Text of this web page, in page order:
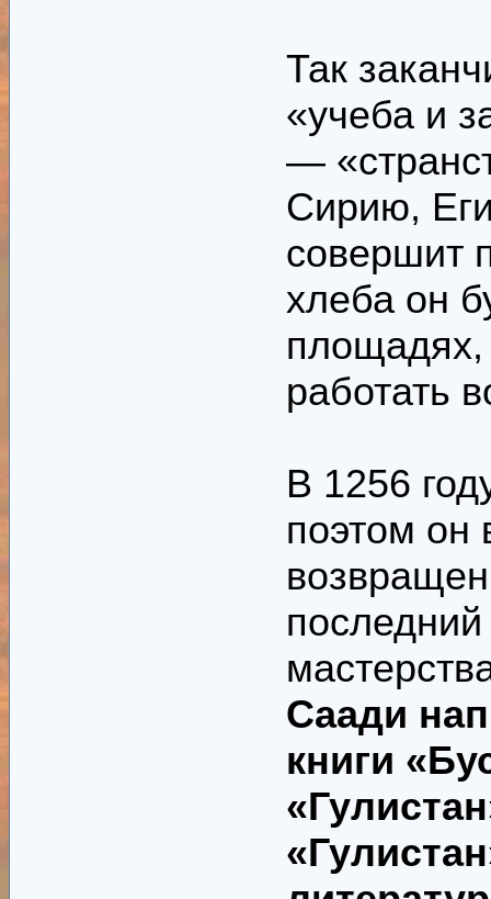
Так
«учеба и
—
Сирию,
совершит
хлеба он
площадях,
работать
В 1256
поэтом он
Саади
книги